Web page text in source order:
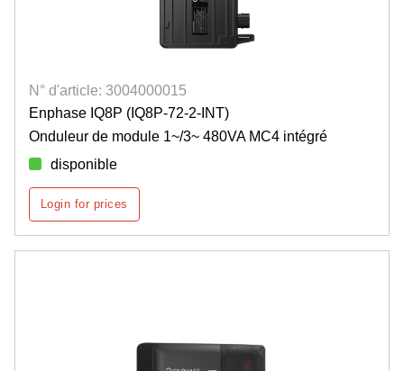
N° d'article: 3004000015
Enphase IQ8P (IQ8P-72-2-INT)
Onduleur de module 1~/3~ 480VA MC4 intégré
disponible
Login for prices